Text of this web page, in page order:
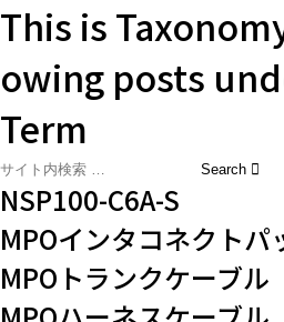
This is
owing posts
Term
NSP100-C6A-S
MPOインタコネクトパ
MPOトランクケーブル